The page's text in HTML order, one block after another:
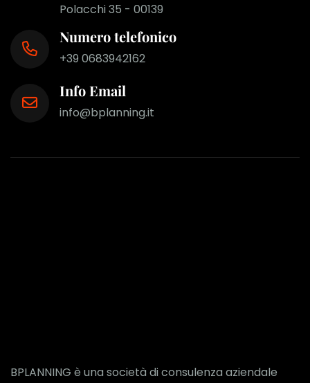
Polacchi 35 - 00139
Numero telefonico
+39 0683942162
Info Email
info@bplanning.it
BPLANNING è una società di consulenza aziendale